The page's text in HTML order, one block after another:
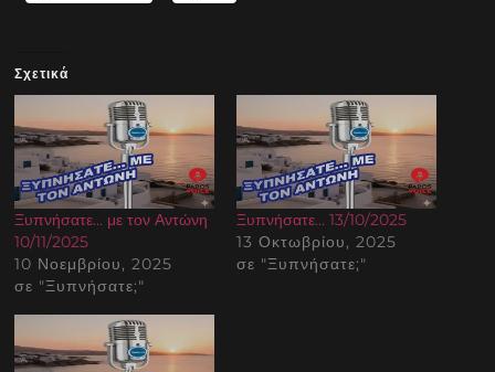
Σχετικά
Ξυπνήσατε… με τον Αντώνη
10/11/2025
10 Νοεμβρίου, 2025
σε "Ξυπνήσατε;"
Ξυπνήσατε… 13/10/2025
13 Οκτωβρίου, 2025
σε "Ξυπνήσατε;"